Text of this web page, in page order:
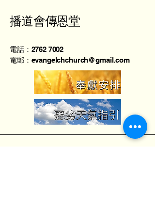
葉劍權牧師 - 宇宙奧秘在
基督
播道會傳恩堂
電話：2762 7002
電郵：evangelchchurch@gmail.com